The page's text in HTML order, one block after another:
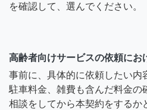
を確認して、選んでください。
高齢者向けサービスの依頼にお
事前に、具体的に依頼したい内
駐車料金、雑費も含んだ料金の
相談をしてから本契約をするか